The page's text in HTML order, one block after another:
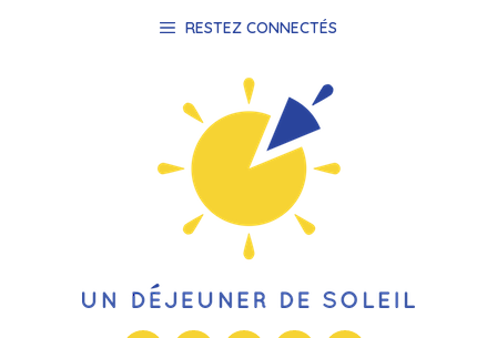
RESTEZ CONNECTÉS